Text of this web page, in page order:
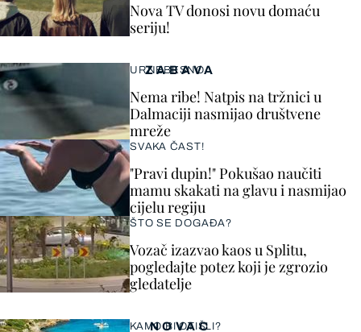
ZABAVA
URNEBESNO
Nema ribe! Natpis na tržnici u
Dalmaciji nasmijao društvene
mreže
SVAKA ČAST!
"Pravi dupin!" Pokušao naučiti
mamu skakati na glavu i nasmijao
cijelu regiju
ŠTO SE DOGAĐA?
Vozač izazvao kaos u Splitu,
pogledajte potez koji je zgrozio
gledatelje
Nova TV donosi novu domaću
seriju!
NOVAC
KAMO BI OTIŠLI?